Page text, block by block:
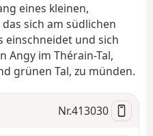
n
eines kleinen,
sich am südlichen
einschneidet und sich
Angy im Thérain-Tal,
grünen Tal, zu münden.
Nr.413030